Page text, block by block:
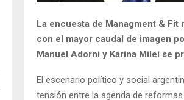
La encuesta de Managment &
con el mayor caudal de imagen
Manuel Adorni y Karina Milei se
El escenario político y social
tensión entre la agenda de